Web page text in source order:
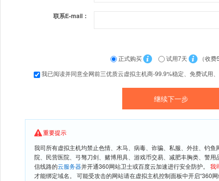
联系E-mail：
正式购买 试用7天
（收费
我已阅读并同意全网前三优质云虚拟主机商-99.9%稳定、免费试用
重要提示
我司所有虚拟主机均禁止色情、木马、病毒、诈骗、私服、外挂、钓
院、民营医院、弓驽刀剑、赌博用具、游戏币交易、减肥丰胸类、警
信线路的云服务器并开通360网站卫士或百度云加速进行安全防护。 我
才能绑定域名。 可能受攻击的网站请在虚拟主机控制面板中开启“360